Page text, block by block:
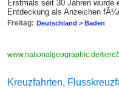
Erstmals seit 30 Jahren wurde
Entdeckung als Anzeichen
Freitag: Deutschland > Baden
www.nationalgeographic.de/
Kreuzfahrten,